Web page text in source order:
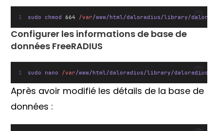
sudo chmod 664 /var/www/html/daloradius/library/
Configurer les informations de base de
données FreeRADIUS
sudo nano /var/www/html/daloradius/library/
Après avoir modifié les détails de la base de
données :